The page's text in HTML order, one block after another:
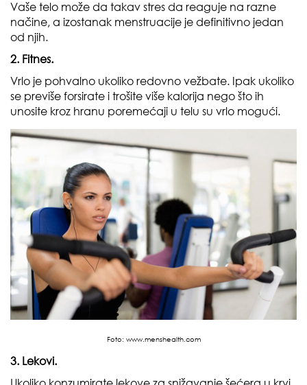
Vaše telo može da takav stres da reaguje na razne
načine, a izostanak menstruacije je definitivno jedan
od njih.
2. Fitnes.
Vrlo je pohvalno ukoliko redovno vežbate. Ipak ukoliko
se previše forsirate i trošite više kalorija nego što ih
unosite kroz hranu poremećaji u telu su vrlo mogući.
Foto: www.menshealth.com
3. Lekovi.